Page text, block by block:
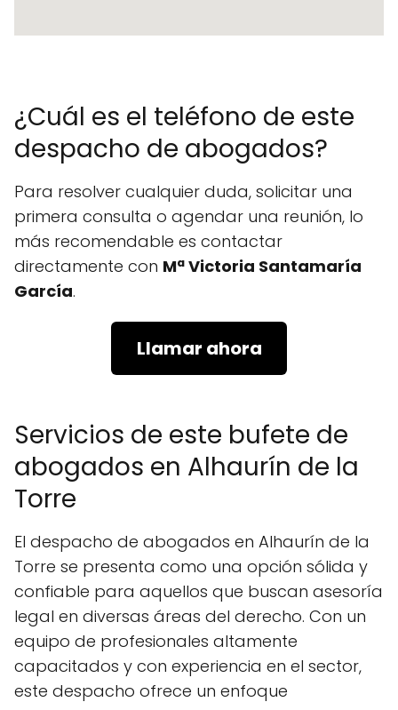
¿Cuál es el teléfono de este
despacho de abogados?
Para resolver cualquier duda, solicitar una
primera consulta o agendar una reunión, lo
más recomendable es contactar
directamente con Mª Victoria Santamaría
García.
Llamar ahora
Servicios de este bufete de
abogados en Alhaurín de la
Torre
El despacho de abogados en Alhaurín de la
Torre se presenta como una opción sólida y
confiable para aquellos que buscan asesoría
legal en diversas áreas del derecho. Con un
equipo de profesionales altamente
capacitados y con experiencia en el sector,
este despacho ofrece un enfoque